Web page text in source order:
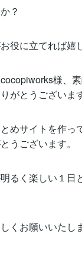
？
役に立てれば嬉
様、
がとうございます
めサイトを作っ
うございます。
るく楽しい１日
くお願いいたし